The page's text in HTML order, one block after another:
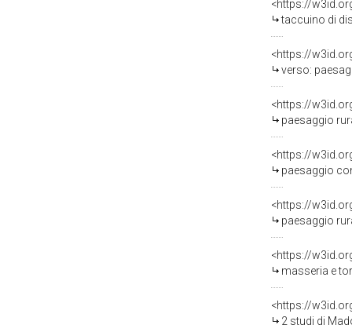
<https://
taccuino di
<https://
verso: paesaggio
<https://
paesaggio
<https://
paesaggio con
<https://
paesaggio
<https://
masseria e
<https://
2 studi di